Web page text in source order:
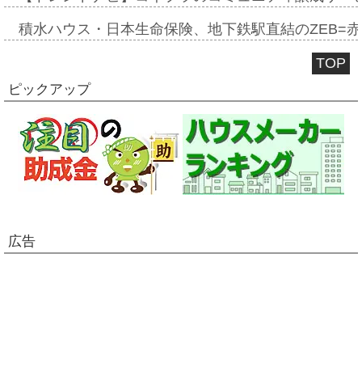
積水ハウス・日本生命保険、地下鉄駅直結のZEB=
TOP
ピックアップ
広告